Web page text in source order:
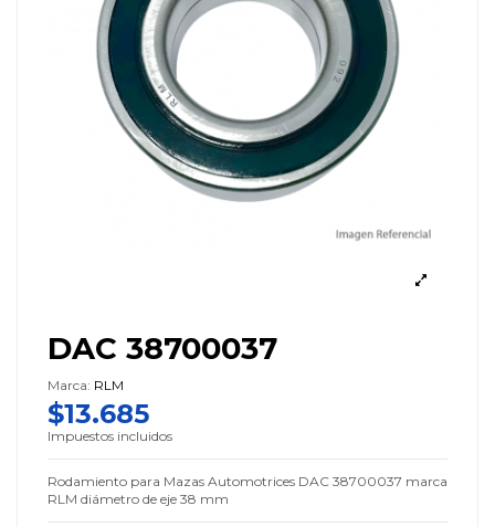
DAC 38700037
Marca: RLM
$13.685
Impuestos incluidos
Rodamiento para Mazas Automotrices DAC 38700037 marca
RLM diámetro de eje 38 mm